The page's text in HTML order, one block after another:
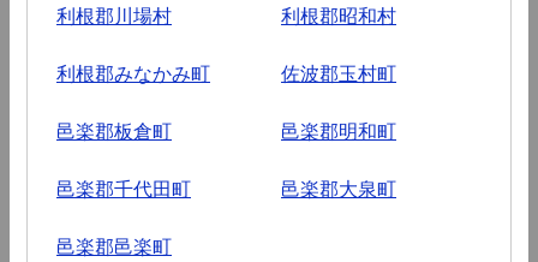
利根郡川場村 利根郡昭和村
利根郡みなかみ町 佐波郡玉村町
邑楽郡板倉町 邑楽郡明和町
邑楽郡千代田町 邑楽郡大泉町
邑楽郡邑楽町